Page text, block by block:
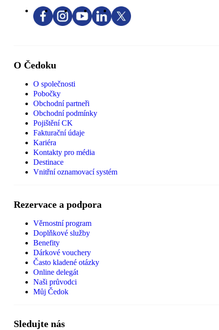
O Čedoku
O společnosti
Pobočky
Obchodní partneři
Obchodní podmínky
Pojištění CK
Fakturační údaje
Kariéra
Kontakty pro média
Destinace
Vnitřní oznamovací systém
Rezervace a podpora
Věrnostní program
Doplňkové služby
Benefity
Dárkové vouchery
Často kladené otázky
Online delegát
Naši průvodci
Můj Čedok
Sledujte nás